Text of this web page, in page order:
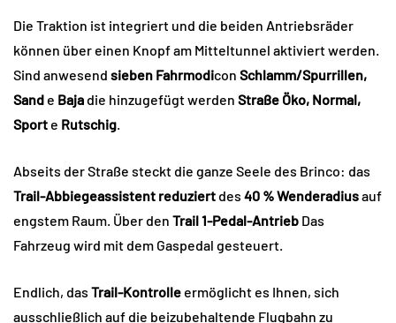
Die Traktion ist integriert und die beiden Antriebsräder
können über einen Knopf am Mitteltunnel aktiviert werden.
Sind anwesend sieben Fahrmodicon Schlamm/Spurrillen,
Sand e Baja die hinzugefügt werden Straße Öko, Normal,
Sport e Rutschig.
Abseits der Straße steckt die ganze Seele des Brinco: das
Trail-Abbiegeassistent reduziert des 40 % Wenderadiusauf
engstem Raum. Über den Trail 1-Pedal-Antrieb Das
Fahrzeug wird mit dem Gaspedal gesteuert.
Endlich, das Trail-Kontrolle ermöglicht es Ihnen, sich
ausschließlich auf die beizubehaltende Flugbahn zu